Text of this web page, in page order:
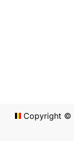
Copyright ©